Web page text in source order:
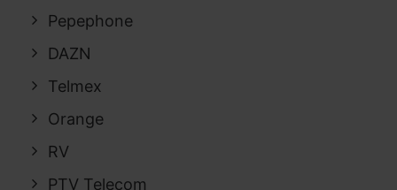
Pepephone
DAZN
Telmex
Orange
RV
PTV Telecom